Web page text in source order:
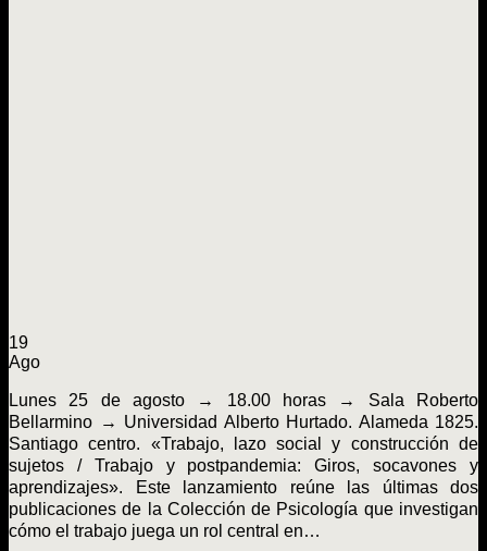
19
Ago
Lunes 25 de agosto → 18.00 horas → Sala Roberto
Bellarmino → Universidad Alberto Hurtado. Alameda 1825.
Santiago centro. «Trabajo, lazo social y construcción de
sujetos / Trabajo y postpandemia: Giros, socavones y
aprendizajes». Este lanzamiento reúne las últimas dos
publicaciones de la Colección de Psicología que investigan
cómo el trabajo juega un rol central en…